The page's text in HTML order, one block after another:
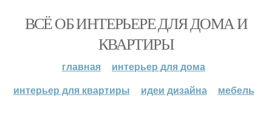
ВСЁ ОБ ИНТЕРЬЕРЕ ДЛЯ ДОМА И
КВАРТИРЫ
главная
интерьер для дома
интерьер для квартиры
идеи дизайна мебель